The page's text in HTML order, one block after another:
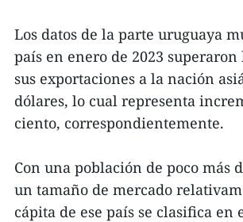
Los datos de la parte uruguaya
país en enero de 2023
sus exportaciones a la nación
dólares, lo cual representa
ciento, correspondientemente.
Con una población de poco más
un tamaño de mercado
cápita de ese país se clasifica